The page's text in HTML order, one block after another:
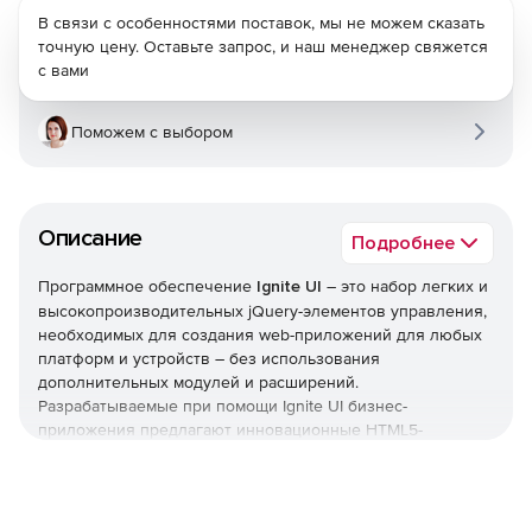
Описание Подробнее
Программное обеспечение Ignite UI – это набор легких и
высокопроизводительных jQuery-элементов управления,
необходимых для создания web-приложений для любых
платформ и устройств – без использования
дополнительных модулей и расширений.
Разрабатываемые при помощи Ignite UI бизнес-
приложения предлагают инновационные HTML5-
В связи с особенностями поставок, мы не можем сказать
точную цену. Оставьте запрос, и наш менеджер свяжется
с вами
Поможем с выбором